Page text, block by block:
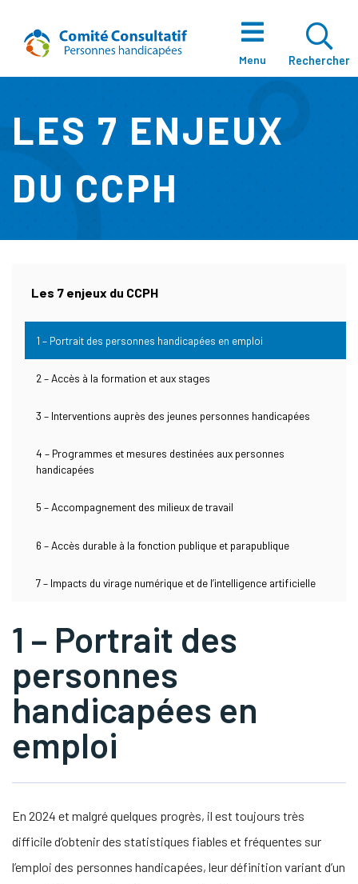
Accueil
Menu
À Propos
Enjeux
(actuellement Sélectionnée)
Ressources
Nous Joindre
Will Open In A New Window)
Will Open In A New Window)
Will Open In A New Window)
Rechercher
Ouvrir La
LES 7 ENJEUX
DU CCPH
Les 7 enjeux du CCPH
1 – Portrait des personnes handicapées en emploi
(actuellement sélectionnée)
2 – Accès à la formation et aux stages
3 – Interventions auprès des jeunes personnes handicapées
4 – Programmes et mesures destinées aux personnes
handicapées
5 – Accompagnement des milieux de travail
6 – Accès durable à la fonction publique et parapublique
7 – Impacts du virage numérique et de l’intelligence artificielle
1 – Portrait des
personnes
handicapées en
emploi
En 2024 et malgré quelques progrès, il est toujours très
difficile d’obtenir des statistiques fiables et fréquentes sur
l’emploi des personnes handicapées, leur définition variant d’un